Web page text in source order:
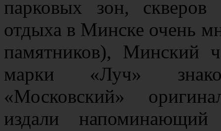
парковых зон,
отдыха в Минске очень
памятников), Минский
марки «Луч»
«Московский»
издали